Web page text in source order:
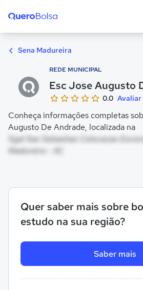
Sena Madureira
REDE MUNICIPAL
Esc Jose Augusto
0.0 Avaliar
Conheça informações completas
Augusto De Andrade, localizada na
Sgal Sao Sebastiao Colocacao
Madureira - AC
Quer saber mais sobre
estudo na sua região?
Saber mais